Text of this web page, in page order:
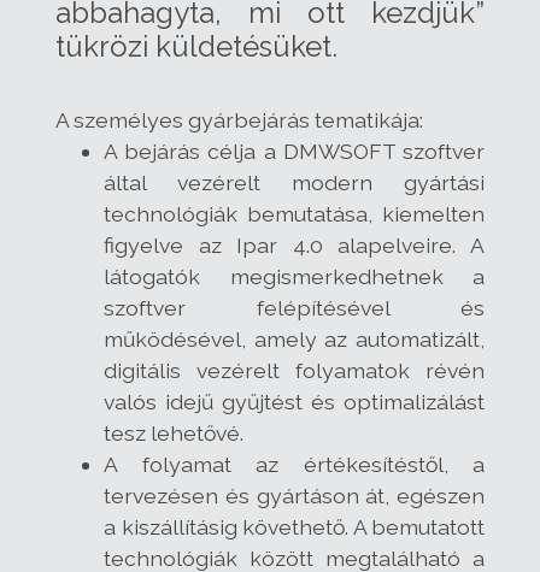
abbahagyta, mi ott kezdjük”
tükrözi küldetésüket.
A személyes gyárbejárás tematikája:
A bejárás célja a DMWSOFT szoftver
által vezérelt modern gyártási
technológiák bemutatása, kiemelten
figyelve az Ipar 4.0 alapelveire. A
látogatók megismerkedhetnek a
szoftver felépítésével és
működésével, amely az automatizált,
digitális vezérelt folyamatok révén
valós idejű gyűjtést és optimalizálást
tesz lehetővé.
A folyamat az értékesítéstől, a
tervezésen és gyártáson át, egészen
a kiszállításig követhető. A bemutatott
technológiák között megtalálható a